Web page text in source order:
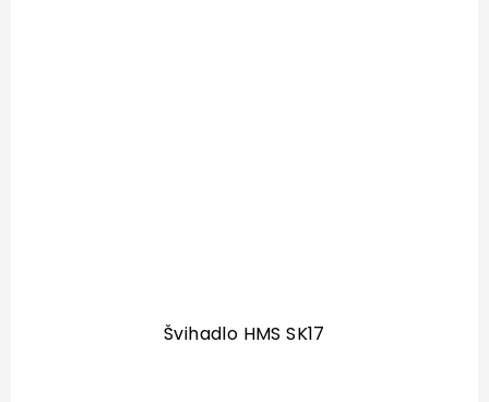
Švihadlo HMS SK17